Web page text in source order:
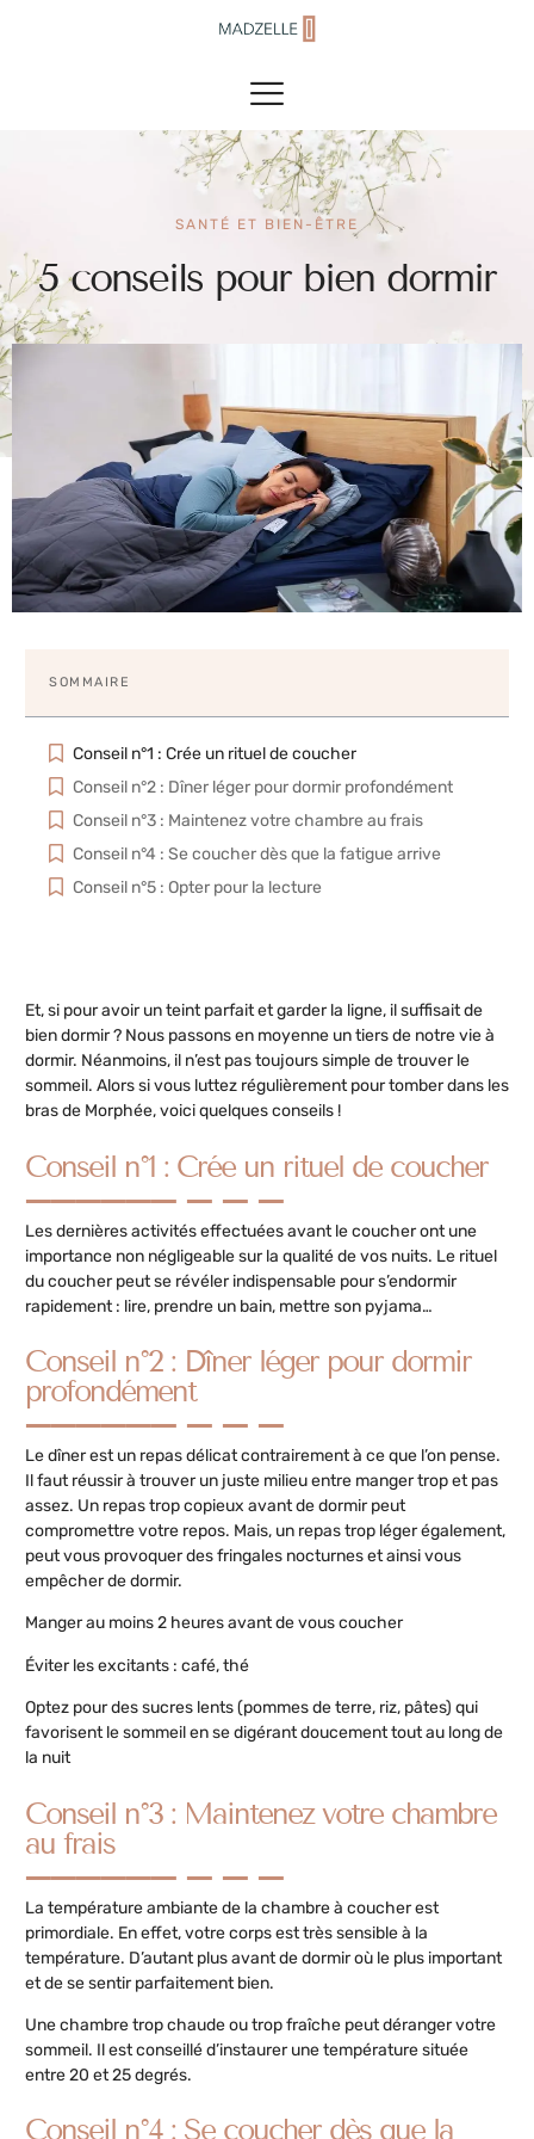
SANTÉ ET BIEN-ÊTRE
5 conseils pour bien dormir
SOMMAIRE
Conseil n°1 : Crée un rituel de coucher
Conseil n°2 : Dîner léger pour dormir profondément
Conseil n°3 : Maintenez votre chambre au frais
Conseil n°4 : Se coucher dès que la fatigue arrive
Conseil n°5 : Opter pour la lecture
Et, si pour avoir un teint parfait et garder la ligne, il suffisait de
bien dormir ? Nous passons en moyenne un tiers de notre vie à
dormir. Néanmoins, il n’est pas toujours simple de trouver le
sommeil. Alors si vous luttez régulièrement pour tomber dans les
bras de Morphée, voici quelques conseils !
Conseil n°1 : Crée un rituel de coucher
Les dernières activités effectuées avant le coucher ont une
importance non négligeable sur la qualité de vos nuits. Le rituel
du coucher peut se révéler indispensable pour s’endormir
rapidement : lire, prendre un bain, mettre son pyjama…
Conseil n°2 : Dîner léger pour dormir
profondément
Le dîner est un repas délicat contrairement à ce que l’on pense.
Il faut réussir à trouver un juste milieu entre manger trop et pas
assez. Un repas trop copieux avant de dormir peut
compromettre votre repos. Mais, un repas trop léger également,
peut vous provoquer des fringales nocturnes et ainsi vous
empêcher de dormir.
Manger au moins 2 heures avant de vous coucher
Éviter les excitants : café, thé
Optez pour des sucres lents (pommes de terre, riz, pâtes) qui
favorisent le sommeil en se digérant doucement tout au long de
la nuit
Conseil n°3 : Maintenez votre chambre
au frais
La température ambiante de la chambre à coucher est
primordiale. En effet, votre corps est très sensible à la
température. D’autant plus avant de dormir où le plus important
et de se sentir parfaitement bien.
Une chambre trop chaude ou trop fraîche peut déranger votre
sommeil. Il est conseillé d’instaurer une température située
entre 20 et 25 degrés.
Conseil n°4 : Se coucher dès que la